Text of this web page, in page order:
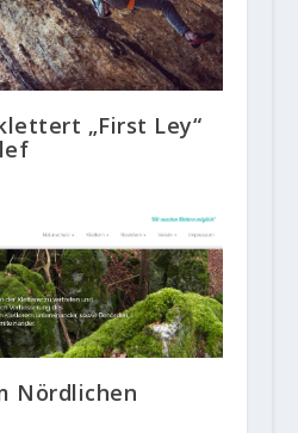
„First Ley“
Nördlichen